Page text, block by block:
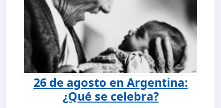
26 de agosto en Argentina:
¿Qué se celebra?